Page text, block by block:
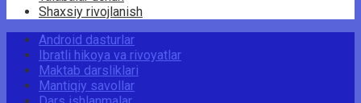
Shaxsiy rivojlanish
Android dasturlar
Ibratli hikoya va rivoyatlar
Maktab darsliklari
Mantiqiy savollar